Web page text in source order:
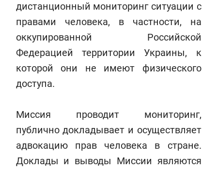
дистанционный мониторинг ситуации с
правами человека, в частности, на
оккупированной Российской
Федерацией территории Украины, к
которой они не имеют физического
доступа.
Миссия проводит мониторинг,
публично докладывает и осуществляет
адвокацию прав человека в стране.
Доклады и выводы Миссии являются